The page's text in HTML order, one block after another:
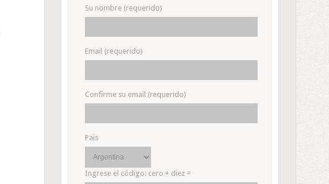
Su nombre (requerido)
Email (requerido)
Confirme su email (requerido)
Pais
Ingrese el código: cero + diez =